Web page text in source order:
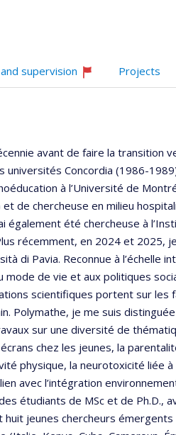
supervision
Currently
Projects
avant de faire la transition
universités Concordia (1986-
à l’Université de
de chercheuse en milieu
également été chercheuse à
récemment, en 2024 et 2025,
di Pavia. Reconnue à l’échelle
mode de vie et aux politiques
scientifiques portent sur les
Polymathe, je me suis
sur une diversité de
chez les jeunes, la
physique, la neurotoxicité liée à
avec l’intégration
étudiants de MSc et de Ph.D.,
huit jeunes chercheurs